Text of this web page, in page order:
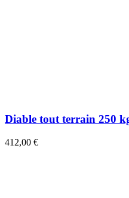
Diable tout terrain 250
412,00 €